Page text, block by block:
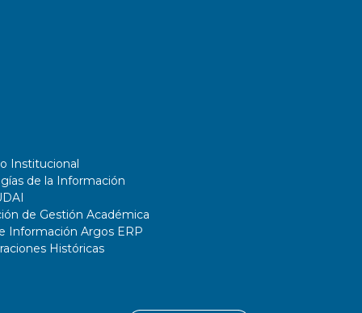
Institucional
de la Información
de Gestión Académica
Información Argos ERP
Históricas